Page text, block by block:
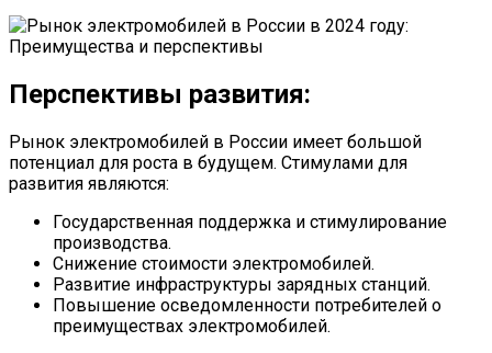
Перспективы развития:
Рынок электромобилей в России имеет большой
потенциал для роста в будущем. Стимулами для
развития являются:
Государственная поддержка и стимулирование
производства.
Снижение стоимости электромобилей.
Развитие инфраструктуры зарядных станций.
Повышение осведомленности потребителей о
преимуществах электромобилей.